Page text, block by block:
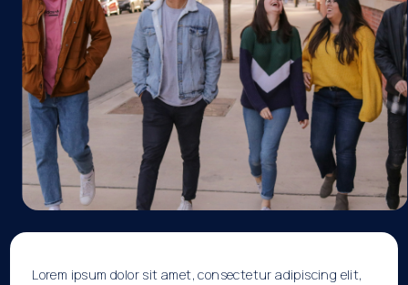
Lorem ipsum dolor sit amet, consectetur adipiscing elit,